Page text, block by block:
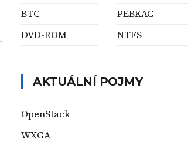
BTC
DVD-ROM
PEBKAC
NTFS
AKTUÁLNÍ POJMY
OpenStack
WXGA